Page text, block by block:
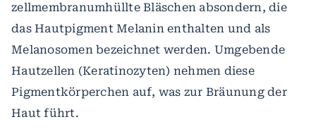
zellmembranumhüllte Bläschen absondern, die
das Hautpigment Melanin enthalten und als
Melanosomen bezeichnet werden. Umgebende
Hautzellen (Keratinozyten) nehmen diese
Pigmentkörperchen auf, was zur Bräunung der
Haut führt.